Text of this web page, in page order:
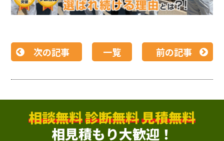
次の記事 一覧 前の記事
相談無料診断無料見積無料
相見積もり大歓迎！